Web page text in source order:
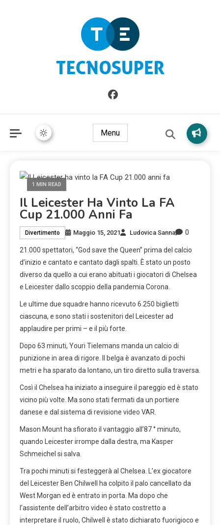
TecnoSuper.net
Informazioni sull'Italia. Seleziona gli argomenti di cui vuoi
saperne di più
Menu
1 MIN READ
Il Leicester Ha Vinto La FA
Cup 21.000 Anni Fa
Divertimento Maggio 15, 2021 Ludovica Sanna 0
21.000 spettatori, “God save the Queen” prima del calcio
d’inizio e cantato e cantato dagli spalti. È stato un posto
diverso da quello a cui erano abituati i giocatori di Chelsea
e Leicester dallo scoppio della pandemia Corona.
Le ultime due squadre hanno ricevuto 6.250 biglietti
ciascuna, e sono stati i sostenitori del Leicester ad
applaudire per primi – e il più forte.
Dopo 63 minuti, Youri Tielemans manda un calcio di
punizione in area di rigore. Il belga è avanzato di pochi
metri e ha sparato da lontano, un tiro diretto sulla traversa.
Così il Chelsea ha iniziato a inseguire il pareggio ed è stato
vicino più volte. Ma sono stati fermati da un portiere
danese e dal sistema di revisione video VAR.
Mason Mount ha sfiorato il vantaggio all’87 ° minuto,
quando Leicester irrompe dalla destra, ma Kasper
Schmeichel si salva.
Tra pochi minuti si festeggerà al Chelsea. L’ex giocatore
del Leicester Ben Chilwell ha colpito il palo cancellato da
West Morgan ed è entrato in porta. Ma dopo che
l’assistente dell’arbitro video è stato costretto a
interpretare il ruolo, Chilwell è stato dichiarato fuorigioco e